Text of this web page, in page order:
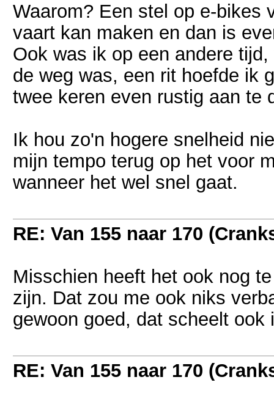
Waarom? Een stel op e-bikes
vaart kan maken en dan is
Ook was ik op een andere
de weg was, een rit hoefde ik
twee keren even rustig aan te
Ik hou zo'n hogere snelheid
mijn tempo terug op het voor
wanneer het wel snel gaat.
RE: Van 155 naar 170
Misschien heeft het ook nog
zijn. Dat zou me ook niks
gewoon goed, dat scheelt ook
RE: Van 155 naar 170